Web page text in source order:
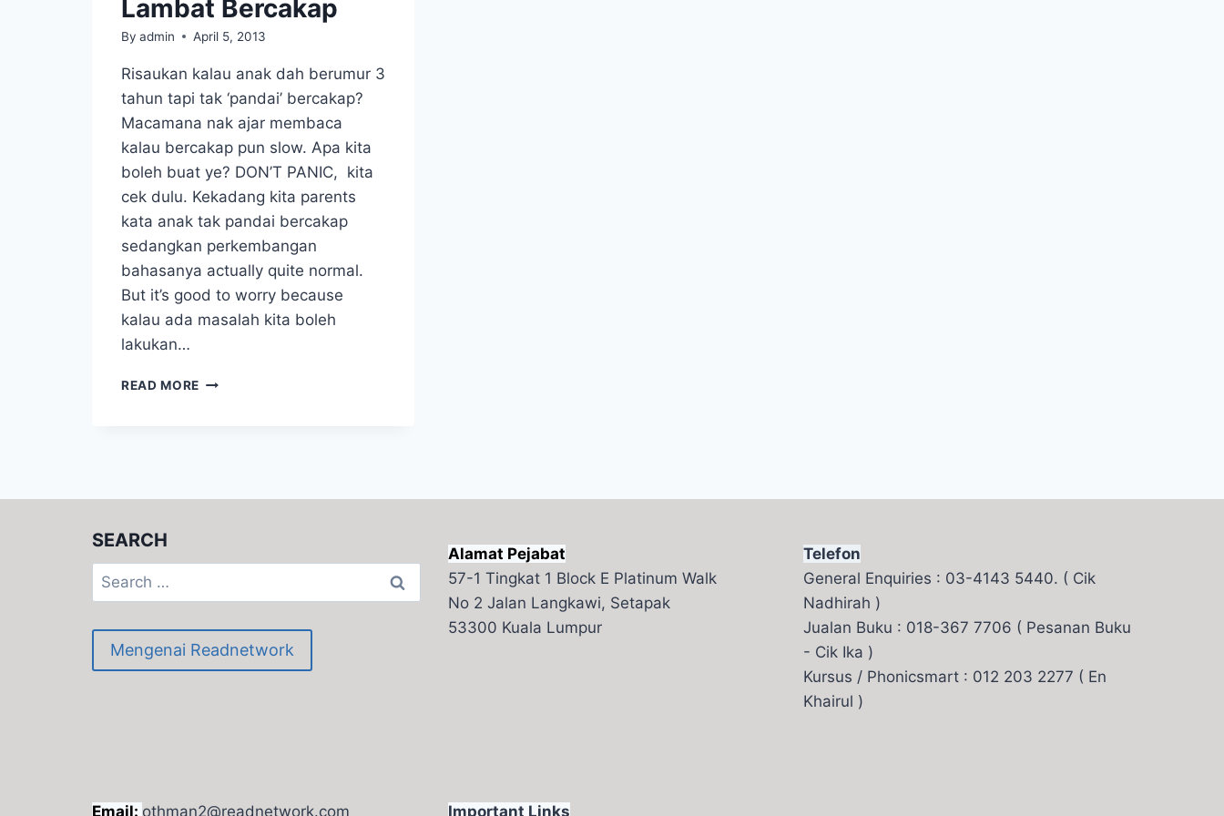
Lambat Bercakap
By admin April 5, 2013
Risaukan kalau anak dah berumur 3
tahun tapi tak ‘pandai’ bercakap?
Macamana nak ajar membaca
kalau bercakap pun slow. Apa kita
boleh buat ye? DON’T PANIC, kita
cek dulu. Kekadang kita parents
kata anak tak pandai bercakap
sedangkan perkembangan
bahasanya actually quite normal.
But it’s good to worry because
kalau ada masalah kita boleh
lakukan…
READ MORE LAMBAT
SEARCH
Search
for:
Mengenai Readnetwork
Alamat Pejabat
57-1 Tingkat 1 Block E Platinum Walk
No 2 Jalan Langkawi, Setapak
53300 Kuala Lumpur
Telefon
General Enquiries : 03-4143 5440. ( Cik
Nadhirah )
Jualan Buku : 018-367 7706 ( Pesanan Buku
- Cik Ika )
Kursus / Phonicsmart : 012 203 2277 ( En
Khairul )
Email: othman2@readnetwork.com Important Links